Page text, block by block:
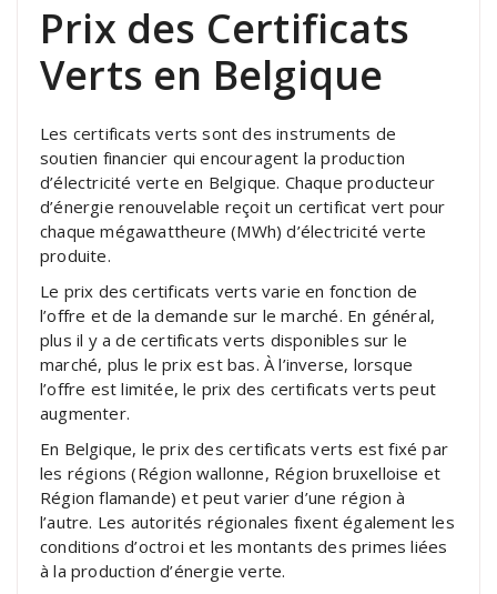
Prix des Certificats
Verts en Belgique
Les certificats verts sont des instruments de
soutien financier qui encouragent la production
d’électricité verte en Belgique. Chaque producteur
d’énergie renouvelable reçoit un certificat vert pour
chaque mégawattheure (MWh) d’électricité verte
produite.
Le prix des certificats verts varie en fonction de
l’offre et de la demande sur le marché. En général,
plus il y a de certificats verts disponibles sur le
marché, plus le prix est bas. À l’inverse, lorsque
l’offre est limitée, le prix des certificats verts peut
augmenter.
En Belgique, le prix des certificats verts est fixé par
les régions (Région wallonne, Région bruxelloise et
Région flamande) et peut varier d’une région à
l’autre. Les autorités régionales fixent également les
conditions d’octroi et les montants des primes liées
à la production d’énergie verte.